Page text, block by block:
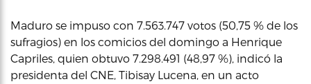
Maduro se impuso con 7.563.747 votos (50,75 % de los
sufragios) en los comicios del domingo a Henrique
Capriles, quien obtuvo 7.298.491 (48,97 %), indicó la
presidenta del CNE, Tibisay Lucena, en un acto